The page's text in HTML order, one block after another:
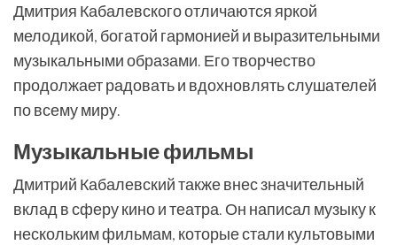
Дмитрия Кабалевского отличаются яркой
мелодикой, богатой гармонией и выразительными
музыкальными образами. Его творчество
продолжает радовать и вдохновлять слушателей
по всему миру.
Музыкальные фильмы
Дмитрий Кабалевский также внес значительный
вклад в сферу кино и театра. Он написал музыку к
нескольким фильмам, которые стали культовыми